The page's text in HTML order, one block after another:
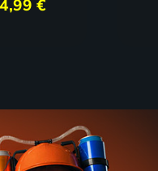
4,99 €